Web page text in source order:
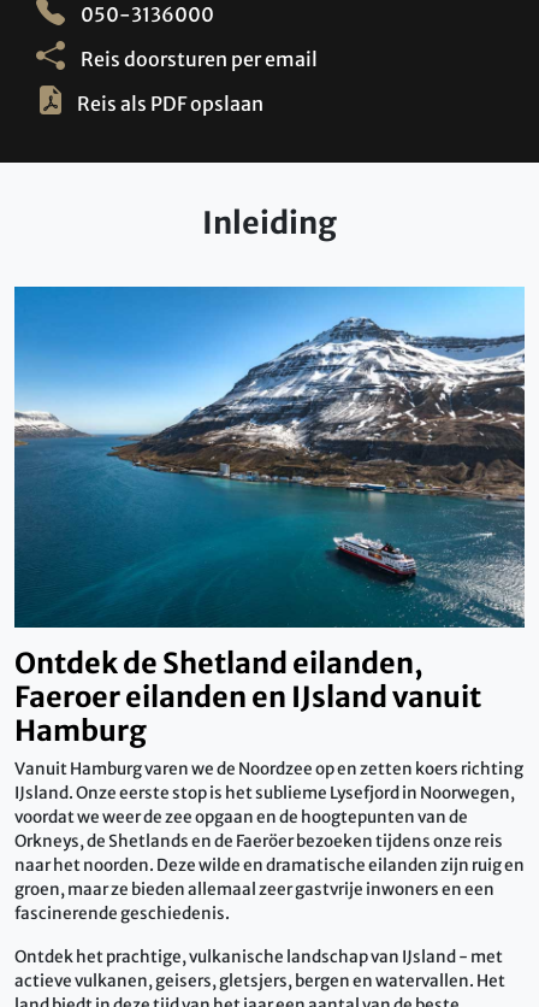
050-3136000
Reis doorsturen per email
Reis als PDF opslaan
Inleiding
Ontdek de Shetland eilanden,
Faeroer eilanden en IJsland vanuit
Hamburg
Vanuit Hamburg varen we de Noordzee op en zetten koers richting
IJsland. Onze eerste stop is het sublieme Lysefjord in Noorwegen,
voordat we weer de zee opgaan en de hoogtepunten van de
Orkneys, de Shetlands en de Faeröer bezoeken tijdens onze reis
naar het noorden. Deze wilde en dramatische eilanden zijn ruig en
groen, maar ze bieden allemaal zeer gastvrije inwoners en een
fascinerende geschiedenis.
Ontdek het prachtige, vulkanische landschap van IJsland - met
actieve vulkanen, geisers, gletsjers, bergen en watervallen. Het